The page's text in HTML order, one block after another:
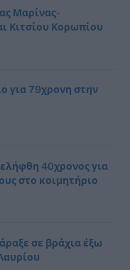
Μαρίνας-
Κιτσίου Κορωπίου
για 79χρονη στην
40χρονος για
στο κοιμητήριο
σε βράχια έξω